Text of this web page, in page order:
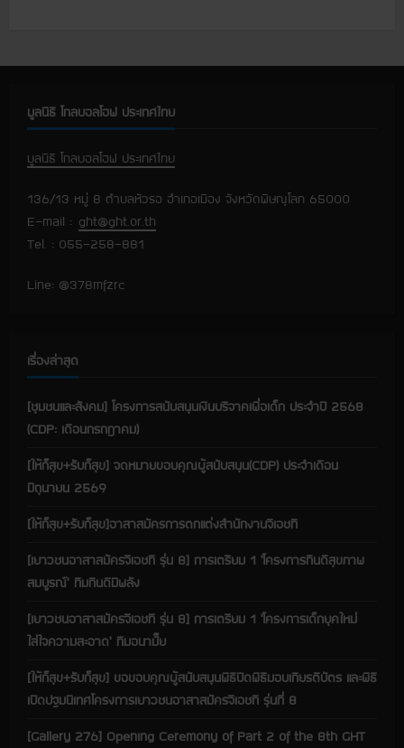
e
R
e
a
d
n
g
มูลนิธิ โกลบอลโฮฟ ประเทศไทย
มูลนิธิ โกลบอลโฮฟ ประเทศไทย
136/13 หมู่ 8 ตำบลหัวรอ อำเภอเมือง จังหวัดพิษณุโลก 65000
E-mail : ght@ght.or.th
Tel. : 055-258-881
Line: @378mfzrc
เรื่องล่าสุด
[ชุมชนและสังคม] โครงการสนับสนุนเงินบริจาคเพื่อเด็ก ประจำปี 2568
(CDP: เดือนกรกฎาคม)
[ให้ก็สุข+รับก็สุข] จดหมายขอบคุณผู้สนับสนุน(CDP) ประจำเดือน
มิถุนายน 2569
[ให้ก็สุข+รับก็สุข]อาสาสมัครการตกแต่งสำนักงานจีเอชที
[เยาวชนอาสาสมัครจีเอชที รุ่น 8] การเตรียม 1 ‘โครงการกินดีสุขภาพ
สมบูรณ์’ ทีมกินดีมีพลัง
[เยาวชนอาสาสมัครจีเอชที รุ่น 8] การเตรียม 1 ‘โครงการเด็กยุคใหม่
ใส่ใจความสะอาด’ ทีมอนามั๊ย
[ให้ก็สุข+รับก็สุข] ขอขอบคุณผู้สนับสนุนพิธีปิดพิธีมอบเกียรติบัตร และพิธี
เปิดปฐมนิเทศโครงการเยาวชนอาสาสมัครจีเอชที รุ่นที่ 8
[Gallery 276] Opening Ceremony of Part 2 of the 8th GHT